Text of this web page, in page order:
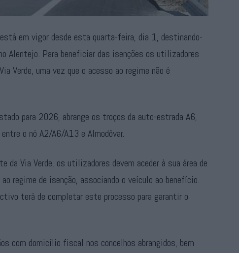
em vigor desde esta quarta-feira, dia 1, destinando-
Alentejo. Para beneficiar das isenções os utilizadores
Verde, uma vez que o acesso ao regime não é
para 2026, abrange os troços da auto-estrada A6,
o nó A2/A6/A13 e Almodôvar.
da Via Verde, os utilizadores devem aceder à sua área de
regime de isenção, associando o veículo ao benefício.
terá de completar este processo para garantir o
com domicílio fiscal nos concelhos abrangidos, bem